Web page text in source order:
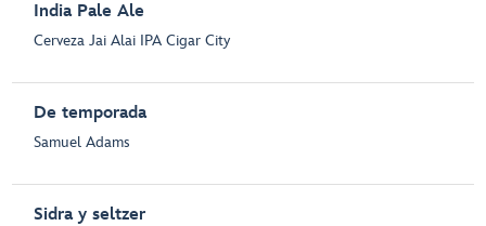
India Pale Ale
Cerveza Jai Alai IPA Cigar City
De temporada
Samuel Adams
Sidra y seltzer